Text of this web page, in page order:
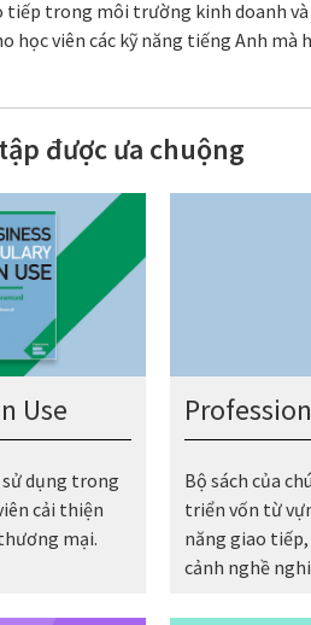
trong môi trường kinh doanh và
học viên các kỹ năng tiếng Anh
được ưa chuộng
Use
sử dụng trong
cải thiện
mại.
Bộ sách của
triển vốn từ
năng giao
cảnh nghề